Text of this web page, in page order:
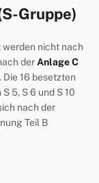
Gruppe)
nicht nach
der Anlage C
Die 16 besetzten
5, S 6 und S 10
nach der
Teil B